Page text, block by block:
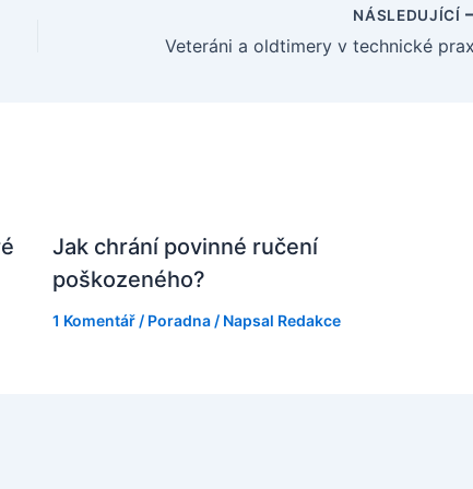
NÁSLEDUJÍCÍ
Veteráni a oldtimery v technické
Jak chrání povinné ručení
poškozeného?
1 Komentář / Poradna/ Napsal Redakce